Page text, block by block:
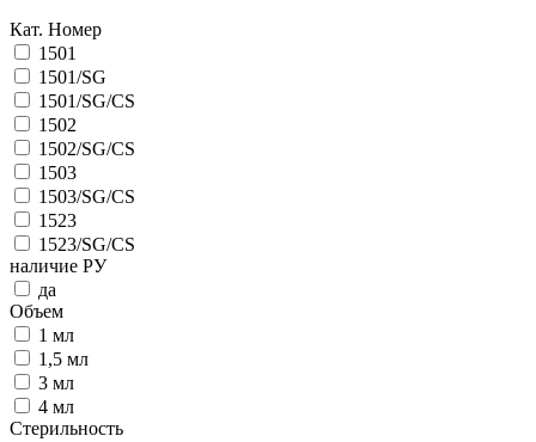
Кат. Номер
1501
1501/SG
1501/SG/CS
1502
1502/SG/CS
1503
1503/SG/CS
1523
1523/SG/CS
наличие РУ
да
Объем
1 мл
1,5 мл
3 мл
4 мл
Стерильность